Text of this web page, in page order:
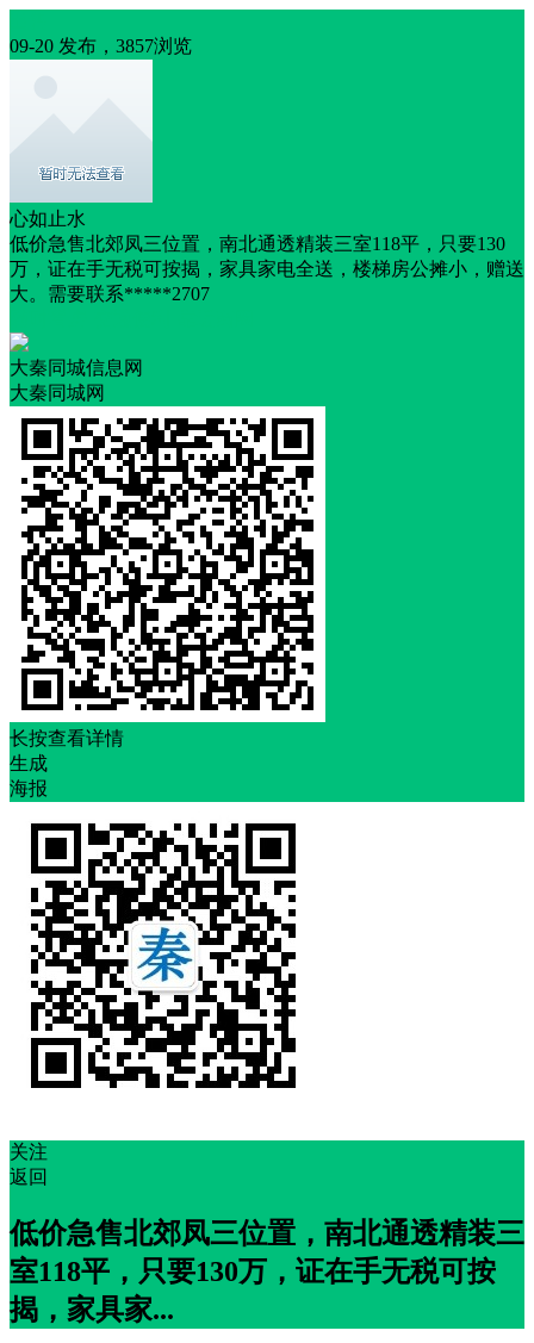
09-20 发布，3857浏览
心如止水
低价急售北郊凤三位置，南北通透精装三室118平，只要130
万，证在手无税可按揭，家具家电全送，楼梯房公摊小，赠送
大。需要联系*****2707
大秦同城信息网
大秦同城网
长按查看详情
生成
海报
关注
返回
低价急售北郊凤三位置，南北通透精装三
室118平，只要130万，证在手无税可按
揭，家具家...